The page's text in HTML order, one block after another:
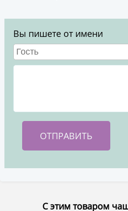
Вы пишете от имени
С этим товаром